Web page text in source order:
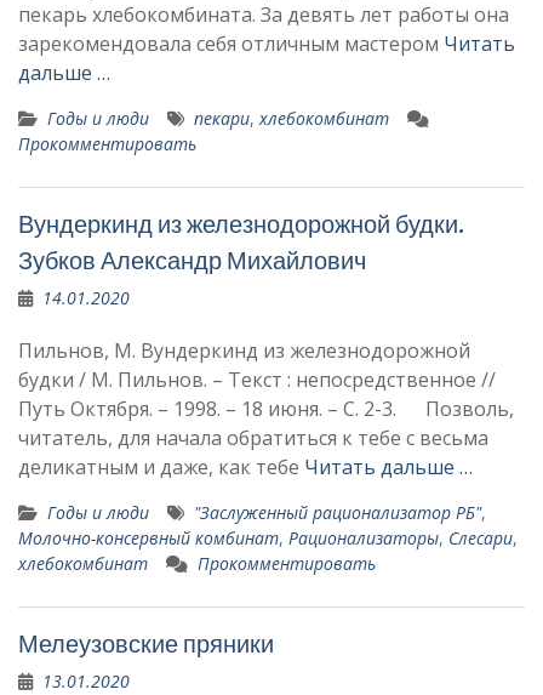
пекарь хлебокомбината. За девять лет работы она
зарекомендовала себя отличным мастером Читать
дальше …
Годы и люди пекари,хлебокомбинат
Прокомментировать
Вундеркинд из железнодорожной будки.
Зубков Александр Михайлович
14.01.2020
Пильнов, М. Вундеркинд из железнодорожной
будки / М. Пильнов. – Текст : непосредственное //
Путь Октября. – 1998. – 18 июня. – С. 2-3. Позволь,
читатель, для на­чала обратиться к тебе с весьма
деликатным и даже, как тебе Читать дальше …
Годы и люди "Зас­луженный рационализатор РБ",
Молочно-консервный комбинат, Рационализаторы, Слесари,
хлебокомбинат
Прокомментировать
Мелеузовские пряники
13.01.2020